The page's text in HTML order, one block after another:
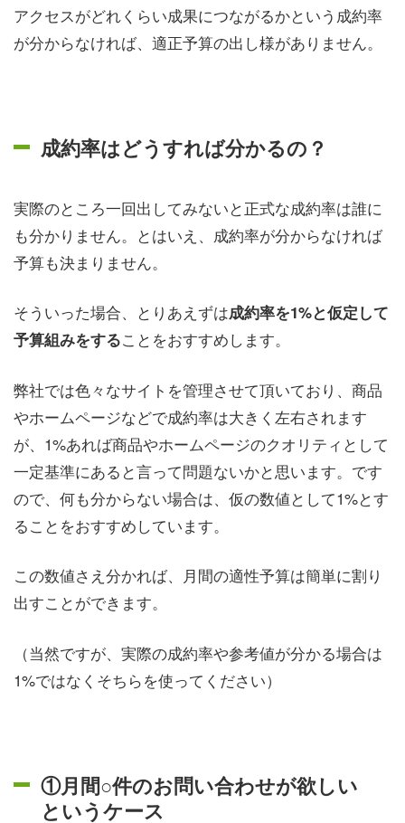
アクセスがどれくらい成果につながるかという成約率
が分からなければ、適正予算の出し様がありません。
成約率はどうすれば分かるの？
実際のところ一回出してみないと正式な成約率は誰に
も分かりません。とはいえ、成約率が分からなければ
予算も決まりません。
そういった場合、とりあえずは成約率を1%と仮定して
予算組みをすることをおすすめします。
弊社では色々なサイトを管理させて頂いており、商品
やホームページなどで成約率は大きく左右されます
が、1%あれば商品やホームページのクオリティとして
一定基準にあると言って問題ないかと思います。です
ので、何も分からない場合は、仮の数値として1%とす
ることをおすすめしています。
この数値さえ分かれば、月間の適性予算は簡単に割り
出すことができます。
（当然ですが、実際の成約率や参考値が分かる場合は
1%ではなくそちらを使ってください）
①月間○件のお問い合わせが欲しい
というケース